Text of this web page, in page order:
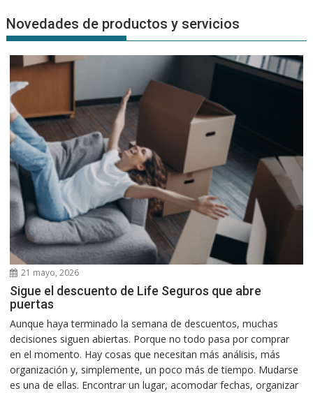
Novedades de productos y servicios
21 mayo, 2026
Sigue el descuento de Life Seguros que abre
puertas
Aunque haya terminado la semana de descuentos, muchas
decisiones siguen abiertas. Porque no todo pasa por comprar
en el momento. Hay cosas que necesitan más análisis, más
organización y, simplemente, un poco más de tiempo. Mudarse
es una de ellas. Encontrar un lugar, acomodar fechas, organizar